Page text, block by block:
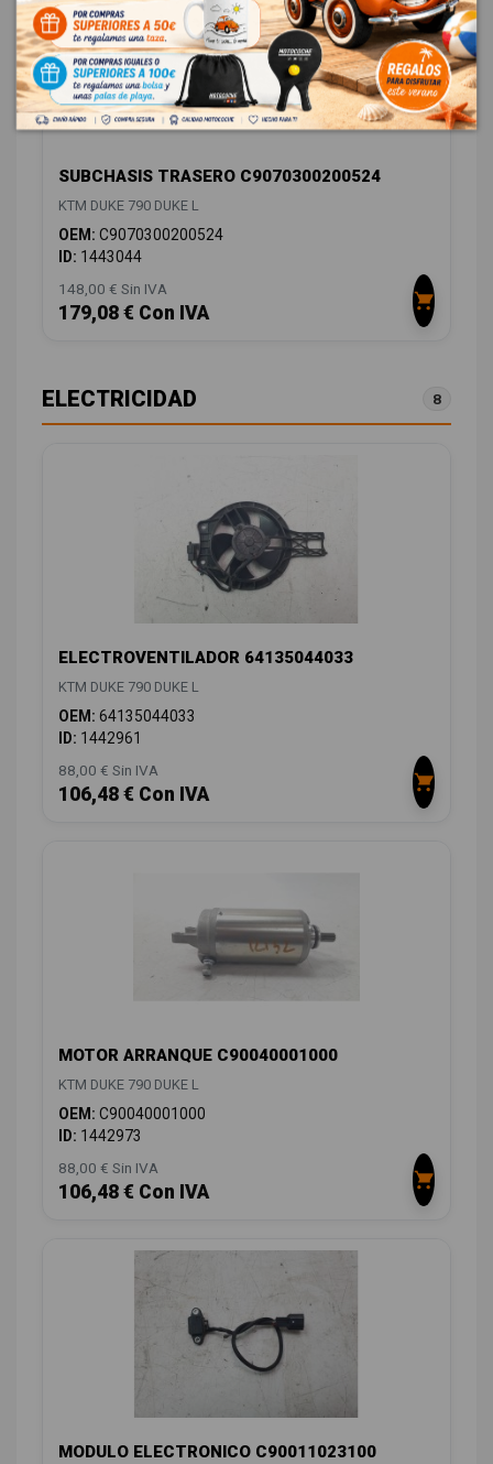
SUBCHASIS TRASERO C9070300200524
KTM DUKE 790 DUKE L
OEM: C9070300200524
ID: 1443044
148,00 € Sin IVA
179,08 € Con IVA
ELECTRICIDAD 8
ELECTROVENTILADOR 64135044033
KTM DUKE 790 DUKE L
OEM: 64135044033
ID: 1442961
88,00 € Sin IVA
106,48 € Con IVA
MOTOR ARRANQUE C90040001000
KTM DUKE 790 DUKE L
OEM: C90040001000
ID: 1442973
88,00 € Sin IVA
106,48 € Con IVA
MODULO ELECTRONICO C90011023100